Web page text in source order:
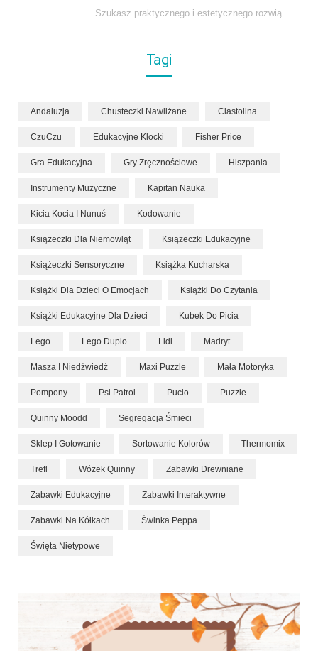
Szukasz praktycznego i estetycznego rozwiązania do łóżeczka niemowlęcia? Zestaw z kokonem i warkoczem zapewnia wygodę,…
Tagi
Andaluzja Chusteczki Nawilżane Ciastolina
CzuCzu Edukacyjne Klocki Fisher Price
Gra Edukacyjna Gry Zręcznościowe Hiszpania
Instrumenty Muzyczne Kapitan Nauka
Kicia Kocia I Nunuś Kodowanie
Książeczki Dla Niemowląt Książeczki Edukacyjne
Książeczki Sensoryczne Książka Kucharska
Książki Dla Dzieci O Emocjach Książki Do Czytania
Książki Edukacyjne Dla Dzieci Kubek Do Picia
Lego Lego Duplo Lidl Madryt
Masza I Niedźwiedź Maxi Puzzle Mała Motoryka
Pompony Psi Patrol Pucio Puzzle
Quinny Moodd Segregacja Śmieci
Sklep I Gotowanie Sortowanie Kolorów Thermomix
Trefl Wózek Quinny Zabawki Drewniane
Zabawki Edukacyjne Zabawki Interaktywne
Zabawki Na Kółkach Świnka Peppa
Święta Nietypowe